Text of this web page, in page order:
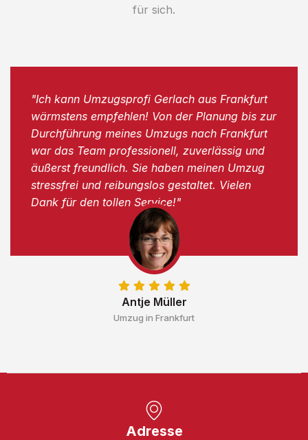
für sich.
Antje Müller
Umzug in Frankfurt
"Ich kann Umzugsprofi Gerlach aus Frankfurt
wärmstens empfehlen! Von der Planung bis zur
Durchführung meines Umzugs nach Frankfurt
war das Team professionell, zuverlässig und
äußerst freundlich. Sie haben meinen Umzug
stressfrei und reibungslos gestaltet. Vielen
Dank für den tollen Service!"
Adresse